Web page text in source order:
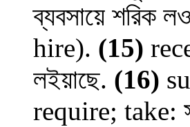
ব্যবসায়ে শরিক
hire). (15)
লইয়াছে. (16)
require; take: